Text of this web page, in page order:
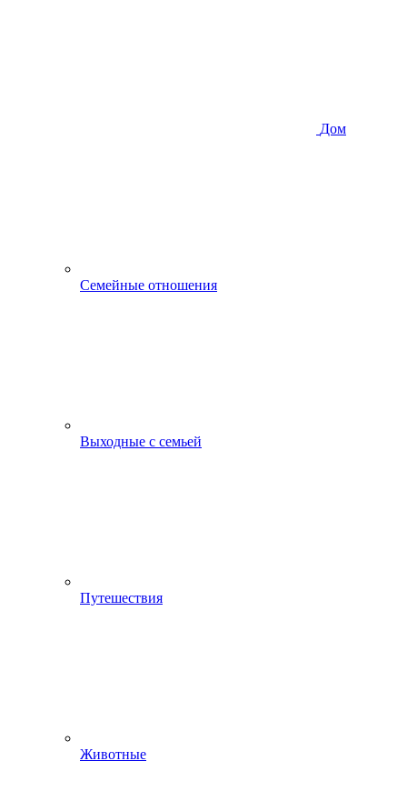
Дом
Семейные отношения
Выходные с семьей
Путешествия
Животные